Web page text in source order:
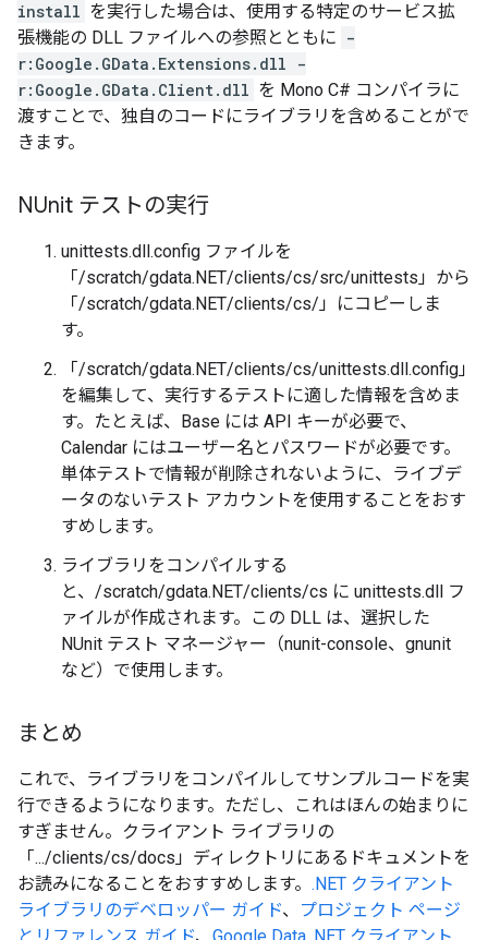
install を実行した場合は、使用する特定のサービス拡
張機能の DLL ファイルへの参照とともに -
r:Google.GData.Extensions.dll -
r:Google.GData.Client.dll を Mono C# コンパイラに
渡すことで、独自のコードにライブラリを含めることがで
きます。
NUnit テストの実行
unittests.dll.config ファイルを
「/scratch/gdata.NET/clients/cs/src/unittests」から
「/scratch/gdata.NET/clients/cs/」にコピーしま
す。
「/scratch/gdata.NET/clients/cs/unittests.dll.config」
を編集して、実行するテストに適した情報を含めま
す。たとえば、Base には API キーが必要で、
Calendar にはユーザー名とパスワードが必要です。
単体テストで情報が削除されないように、ライブデ
ータのないテスト アカウントを使用することをおす
すめします。
ライブラリをコンパイルする
と、/scratch/gdata.NET/clients/cs に unittests.dll フ
ァイルが作成されます。この DLL は、選択した
NUnit テスト マネージャー（nunit-console、gnunit
など）で使用します。
まとめ
これで、ライブラリをコンパイルしてサンプルコードを実
行できるようになります。ただし、これはほんの始まりに
すぎません。クライアント ライブラリの
「.../clients/cs/docs」ディレクトリにあるドキュメントを
お読みになることをおすすめします。 .NET クライアント
ライブラリのデベロッパー ガイド、
プロジェクト ページ